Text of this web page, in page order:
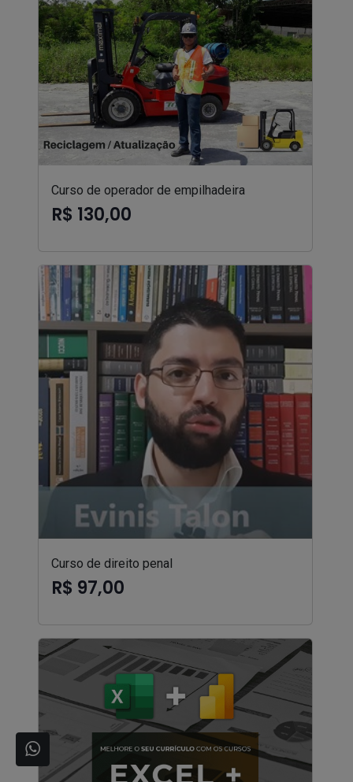
Curso de operador de empilhadeira
R$ 130,00
Curso de direito penal
R$ 97,00